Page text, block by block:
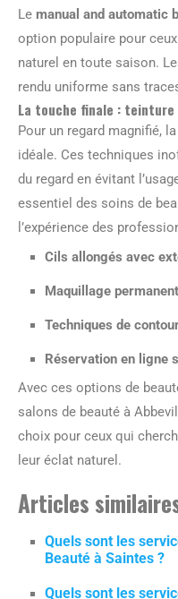
Le manual and automatic
option populaire pour
naturel en toute saison.
rendu uniforme sans
La touche finale :
Pour un regard magnifié, la
idéale. Ces techniques
du regard en évitant
essentiel des soins de
l’expérience des
Cils allongés avec
Maquillage
Techniques de
Réservation en ligne
Avec ces options de
salons de beauté à
choix pour ceux qui
leur éclat naturel.
Articles
Quels sont les
Beauté à Saintes ?
Quels sont les